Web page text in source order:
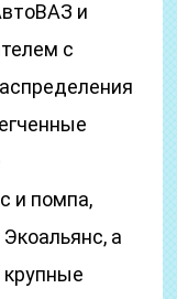
и
с
и помпа,
а
крупные